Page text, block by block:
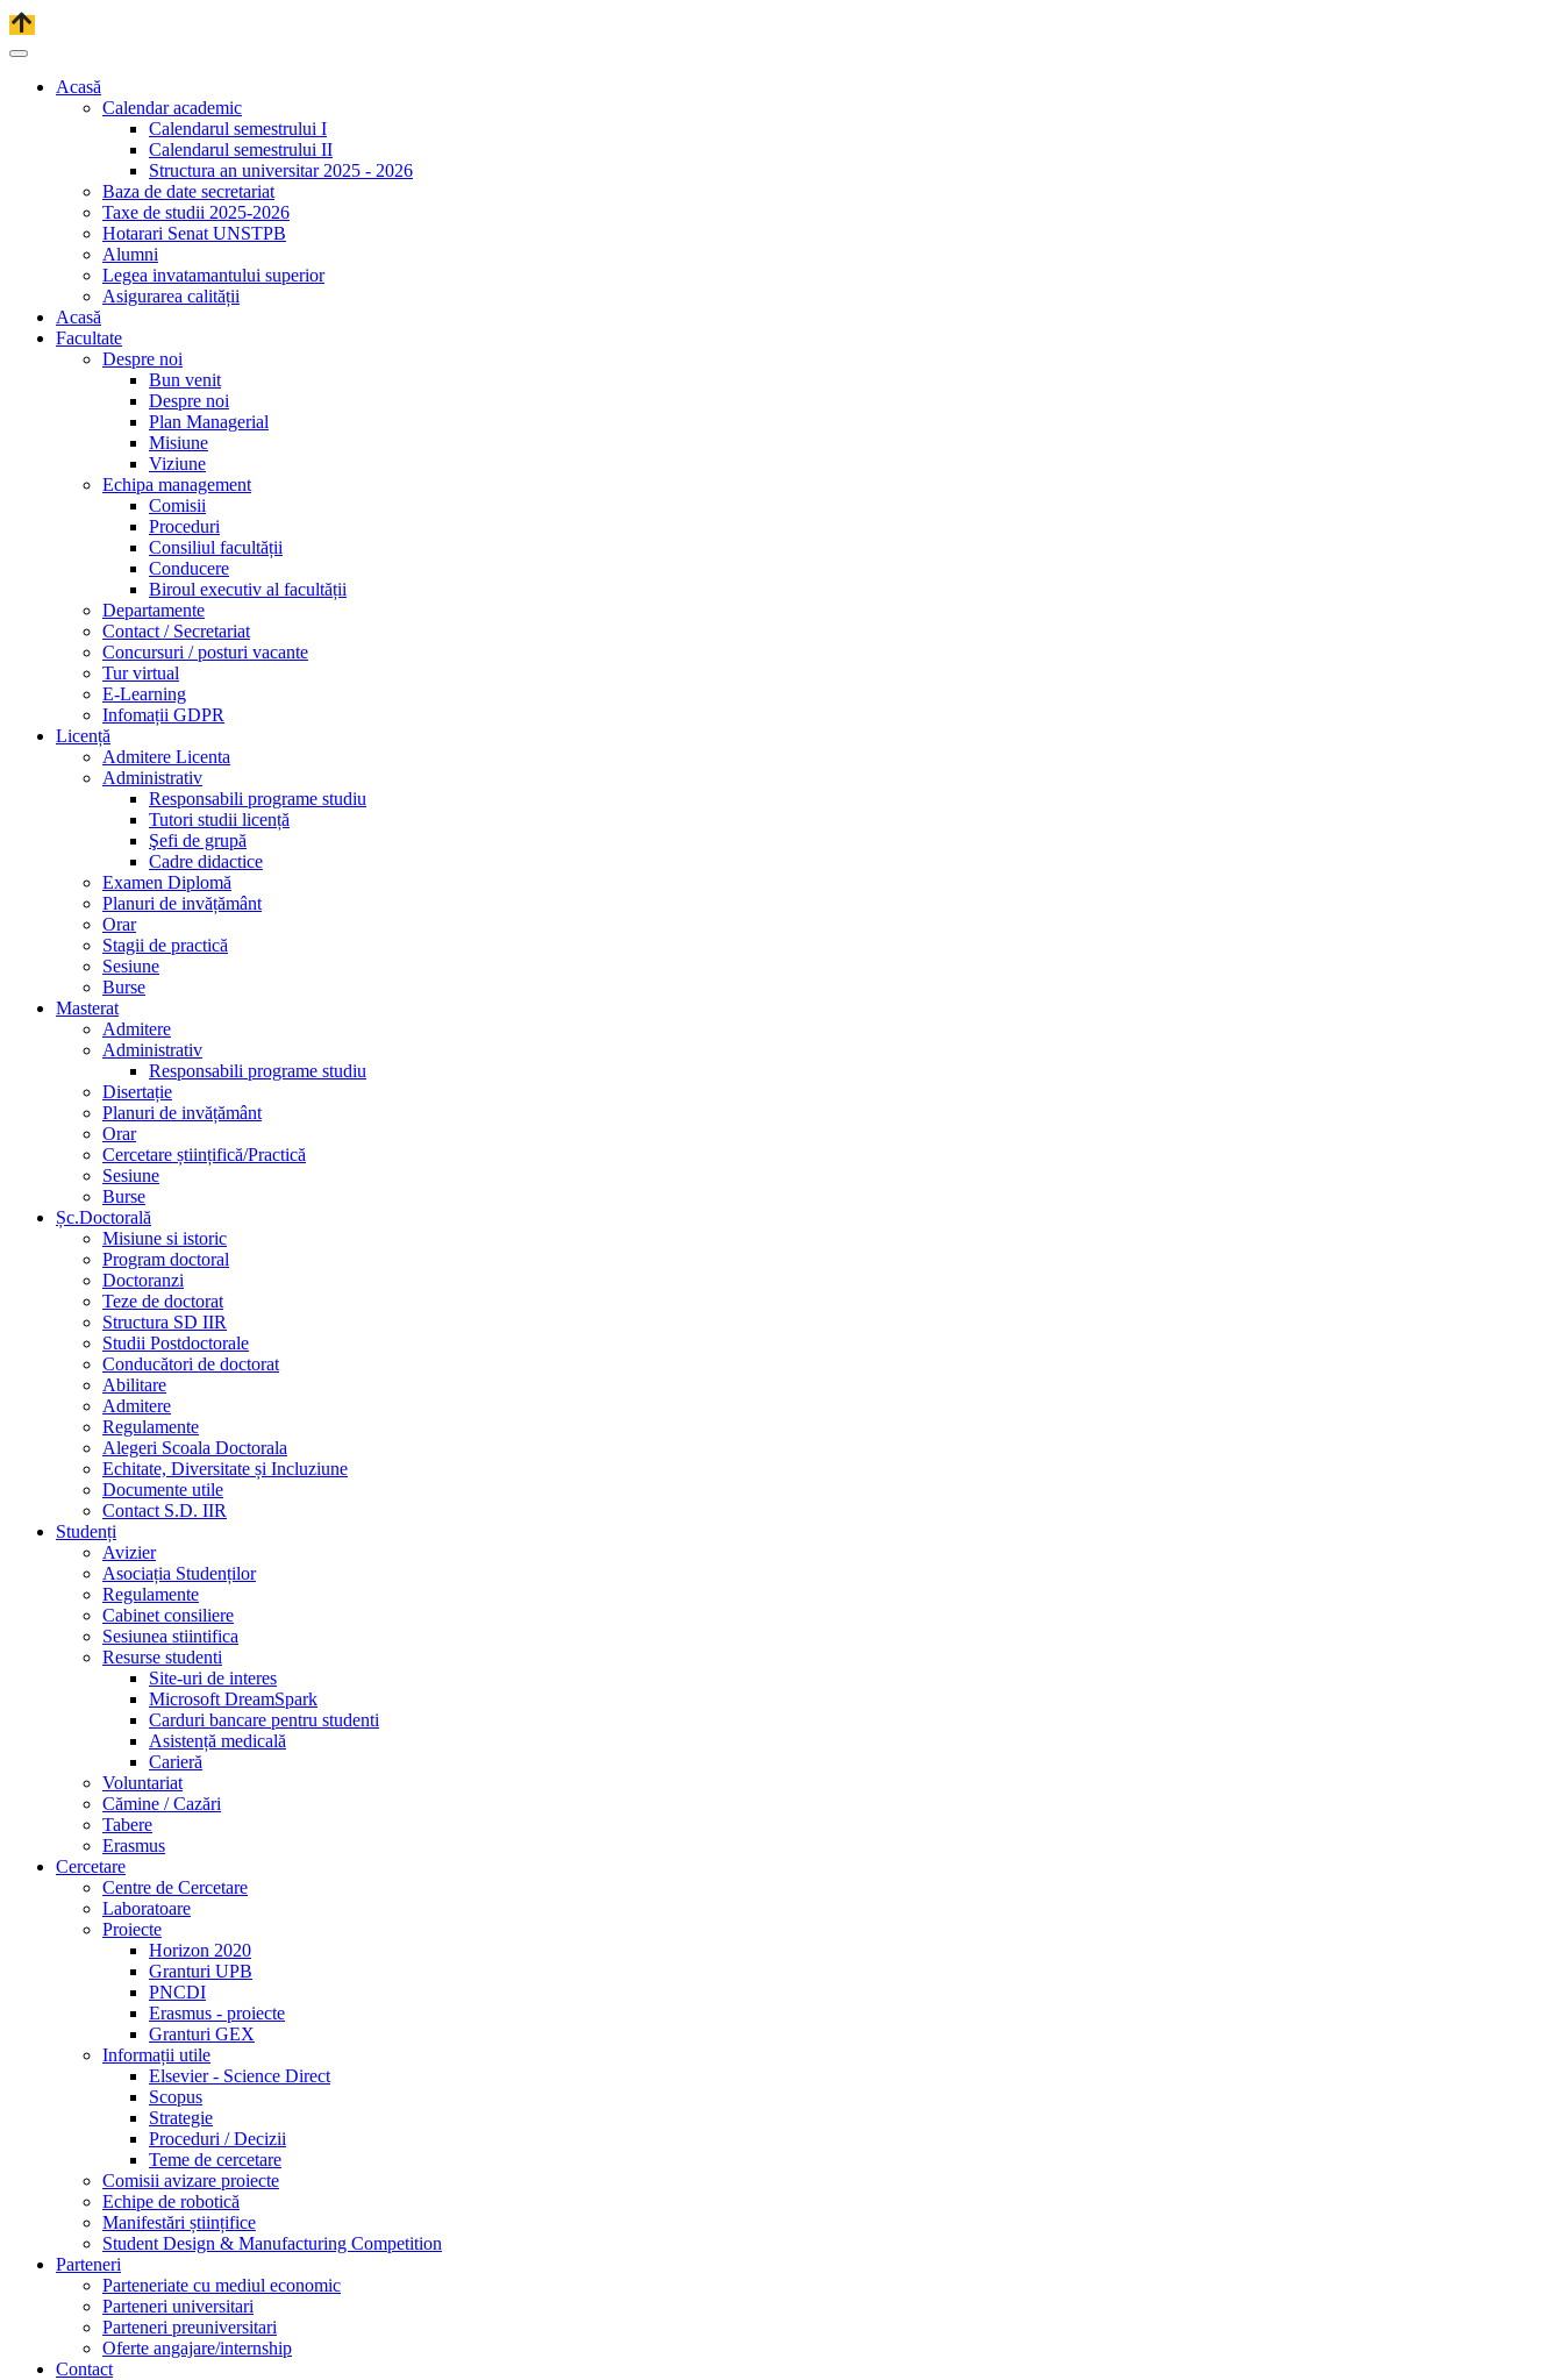
Acasă
Calendar academic
Calendarul semestrului I
Calendarul semestrului II
Structura an universitar 2025 - 2026
Baza de date secretariat
Taxe de studii 2025-2026
Hotarari Senat UNSTPB
Alumni
Legea invatamantului superior
Asigurarea calității
Acasă
Facultate
Despre noi
Bun venit
Despre noi
Plan Managerial
Misiune
Viziune
Echipa management
Comisii
Proceduri
Consiliul facultății
Conducere
Biroul executiv al facultății
Departamente
Contact / Secretariat
Concursuri / posturi vacante
Tur virtual
E-Learning
Infomații GDPR
Licență
Admitere Licenta
Administrativ
Responsabili programe studiu
Tutori studii licență
Şefi de grupă
Cadre didactice
Examen Diplomă
Planuri de invățământ
Orar
Stagii de practică
Sesiune
Burse
Masterat
Admitere
Administrativ
Responsabili programe studiu
Disertație
Planuri de invățământ
Orar
Cercetare științifică/Practică
Sesiune
Burse
Șc.Doctorală
Misiune si istoric
Program doctoral
Doctoranzi
Teze de doctorat
Structura SD IIR
Studii Postdoctorale
Conducători de doctorat
Abilitare
Admitere
Regulamente
Alegeri Scoala Doctorala
Echitate, Diversitate și Incluziune
Documente utile
Contact S.D. IIR
Studenți
Avizier
Asociația Studenților
Regulamente
Cabinet consiliere
Sesiunea stiintifica
Resurse studenti
Site-uri de interes
Microsoft DreamSpark
Carduri bancare pentru studenti
Asistență medicală
Carieră
Voluntariat
Cămine / Cazări
Tabere
Erasmus
Cercetare
Centre de Cercetare
Laboratoare
Proiecte
Horizon 2020
Granturi UPB
PNCDI
Erasmus - proiecte
Granturi GEX
Informații utile
Elsevier - Science Direct
Scopus
Strategie
Proceduri / Decizii
Teme de cercetare
Comisii avizare proiecte
Echipe de robotică
Manifestări științifice
Student Design & Manufacturing Competition
Parteneri
Parteneriate cu mediul economic
Parteneri universitari
Parteneri preuniversitari
Oferte angajare/internship
Contact